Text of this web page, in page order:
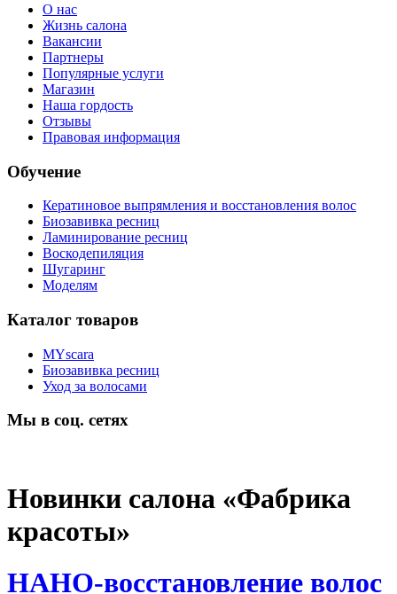
О нас
Жизнь салона
Вакансии
Партнеры
Популярные услуги
Магазин
Наша гордость
Отзывы
Правовая информация
Обучение
Кератиновое выпрямления и восстановления волос
Биозавивка ресниц
Ламинирование ресниц
Воскодепиляция
Шугаринг
Моделям
Каталог товаров
MYscara
Биозавивка ресниц
Уход за волосами
Мы в соц. сетях
Новинки салона «Фабрика
красоты»
НАНО-восстановление волос